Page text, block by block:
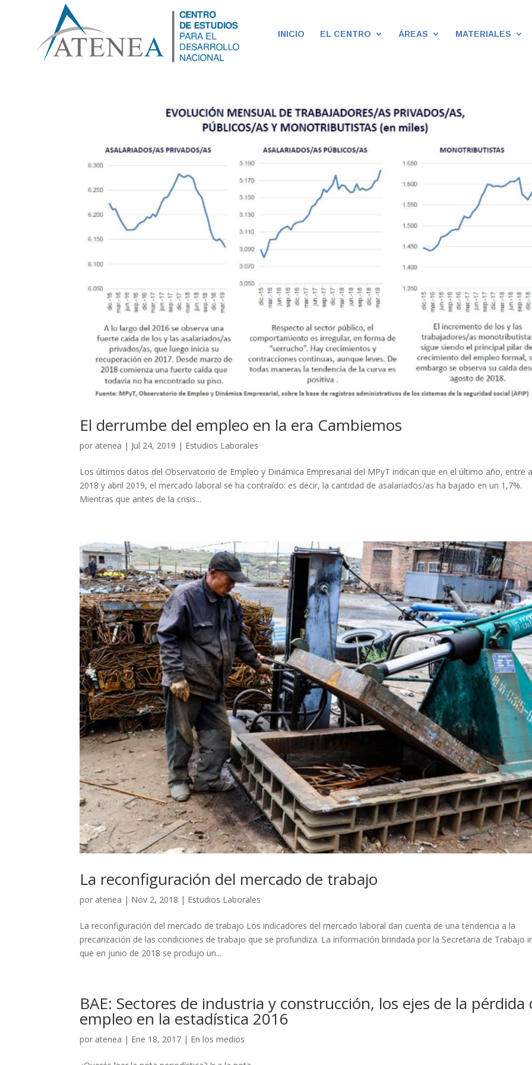
INICIO EL CENTRO ÁREAS MATERIALES
El derrumbe del empleo en la era Cambiemos
por atenea | Jul 24, 2019 | Estudios Laborales
Los últimos datos del Observatorio de Empleo y Dinámica Empresarial del MPyT indican que en el último año, entre
2018 y abril 2019, el mercado laboral se ha contraído: es decir, la cantidad de asalariados/as ha bajado en un 1,7%.
Mientras que antes de la crisis...
La reconfiguración del mercado de trabajo
por atenea | Nov 2, 2018 | Estudios Laborales
La reconfiguración del mercado de trabajo Los indicadores del mercado laboral dan cuenta de una tendencia a la
precarización de las condiciones de trabajo que se profundiza. La información brindada por la Secretaria de Trabajo
que en junio de 2018 se produjo un...
BAE: Sectores de industria y construcción, los ejes de la pérdida
empleo en la estadística 2016
por atenea | Ene 18, 2017 | En los medios